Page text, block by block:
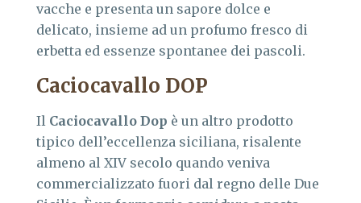
vacche e presenta un sapore dolce e
delicato, insieme ad un profumo fresco di
erbetta ed essenze spontanee dei pascoli.
Caciocavallo DOP
Il Caciocavallo Dop è un altro prodotto
tipico dell’eccellenza siciliana, risalente
almeno al XIV secolo quando veniva
commercializzato fuori dal regno delle Due